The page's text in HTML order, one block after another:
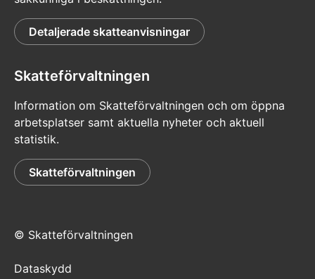
Detaljerade skatteanvisningar
Skatteförvaltningen
Information om Skatteförvaltningen och om öppna
arbetsplatser samt aktuella nyheter och aktuell
statistik.
Skatteförvaltningen
© Skatteförvaltningen
Dataskydd